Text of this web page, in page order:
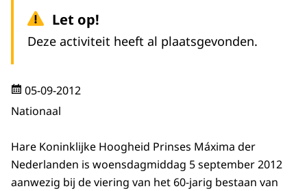
Let op!
Deze activiteit heeft al plaatsgevonden.
05-09-2012
Nationaal
Hare Koninklijke Hoogheid Prinses Máxima der
Nederlanden is woensdagmiddag 5 september 2012
aanwezig bij de viering van het 60-jarig bestaan van